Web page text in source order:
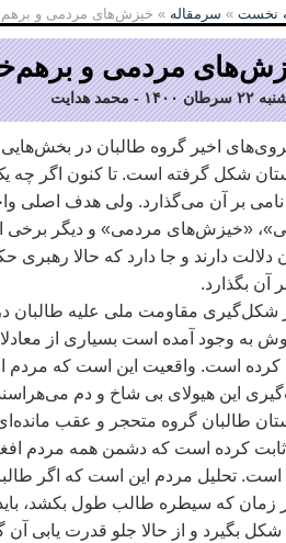
نخست » سرمقاله » خیزش‌های مردمی و
مردمی و
۱۴۰۰ -محمد هدایت
های اخیر گروه طالبان در بخش
شکل گرفته است. تا کنون اگر چه
بر آن میگذارد. ولی هدف اصلی
«خیزشهای مردمی» و دیگر برخی
دلالت دارند و جا دارد که حالا
آن بگذارد.
شکلگیری مقاومت ملی علیه طالبان
به وجود آمده است بسیاری از
است. واقعیت این است که مردم
گیری این هیولای بی شاخ و دم می
طالبان گروه متحجر و عقب مانده
کرده است که دشمن همه مردم
است. تحلیل مردم این است که اگر
زمان که سیطره طالب طول بکشد، باید
شکل بگیرد و از حالا جلو قدرت یابی آن